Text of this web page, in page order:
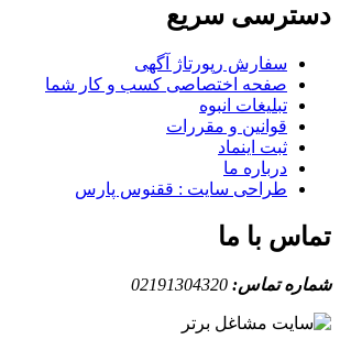
دسترسی سریع
سفارش رپورتاژ آگهی
صفحه اختصاصی کسب و کار شما
تبلیغات انبوه
قوانین و مقررات
ثبت اینماد
درباره ما
طراحی سایت : ققنوس پارس
تماس با ما
شماره تماس: 02191304320